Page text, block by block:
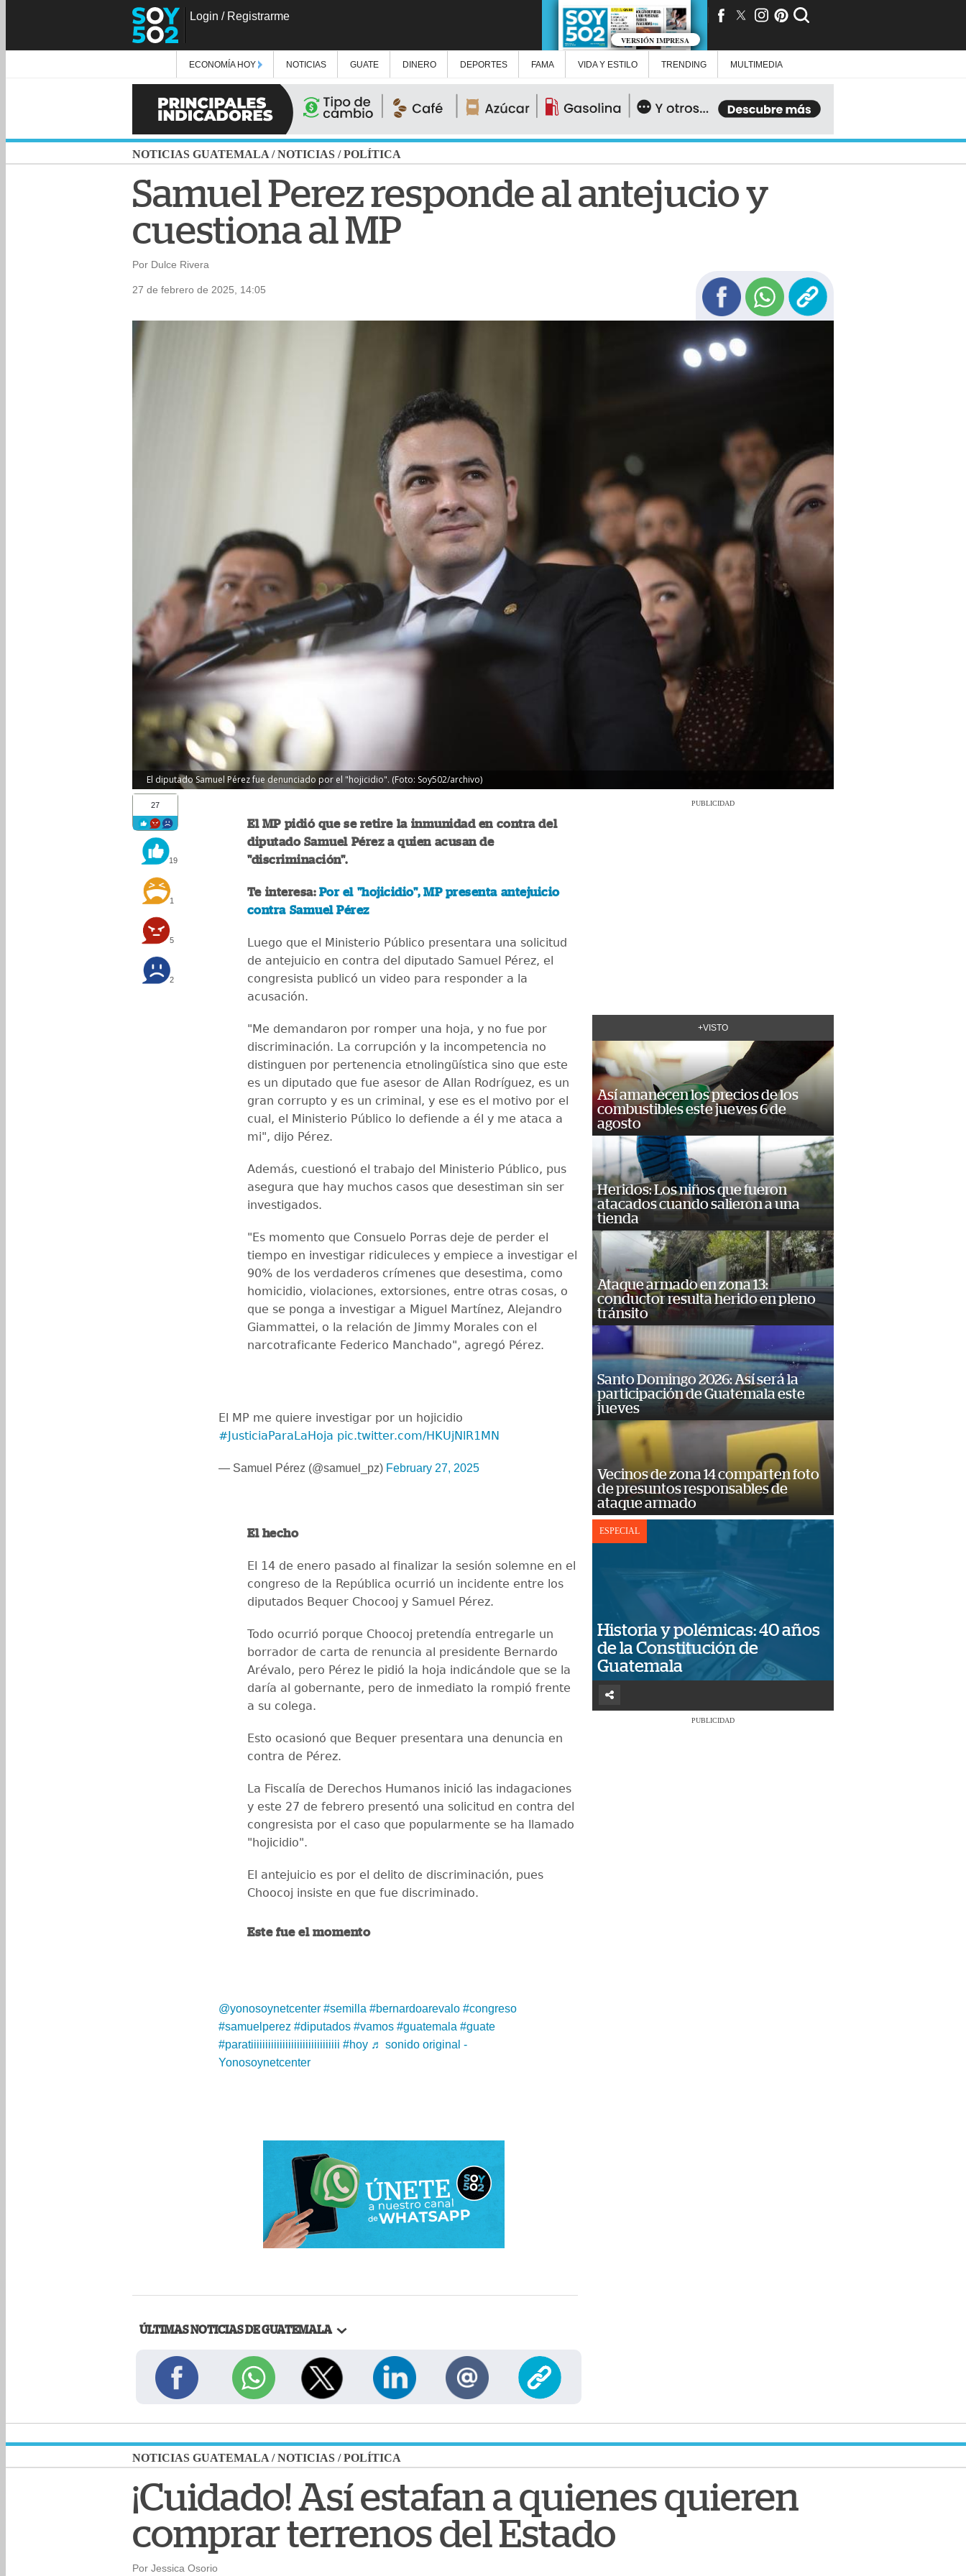
Login / Registrarme
VERSIÓN IMPRESA
ECONOMÍA HOY NOTICIAS GUATE DINERO DEPORTES FAMA VIDA Y ESTILO TRENDING MULTIMEDIA
NOTICIAS GUATEMALA /NOTICIAS /POLÍTICA
Samuel Perez responde al antejucio y
cuestiona al MP
Por Dulce Rivera
27 de febrero de 2025, 14:05
El diputado Samuel Pérez fue denunciado por el "hojicidio". (Foto: Soy502/archivo)
27
19
1
5
2
El MP pidió que se retire la inmunidad en contra del
diputado Samuel Pérez a quien acusan de
"discriminación".
Te interesa: Por el "hojicidio", MP presenta antejuicio
contra Samuel Pérez
Luego que el Ministerio Público presentara una solicitud
de antejuicio en contra del diputado Samuel Pérez, el
congresista publicó un video para responder a la
acusación.
"Me demandaron por romper una hoja, y no fue por
discriminación. La corrupción y la incompetencia no
distinguen por pertenencia etnolingüística sino que este
es un diputado que fue asesor de Allan Rodríguez, es un
gran corrupto y es un criminal, y ese es el motivo por el
cual, el Ministerio Público lo defiende a él y me ataca a
mi", dijo Pérez.
Además, cuestionó el trabajo del Ministerio Público, pus
asegura que hay muchos casos que desestiman sin ser
investigados.
"Es momento que Consuelo Porras deje de perder el
tiempo en investigar ridiculeces y empiece a investigar el
90% de los verdaderos crímenes que desestima, como
homicidio, violaciones, extorsiones, entre otras cosas, o
que se ponga a investigar a Miguel Martínez, Alejandro
Giammattei, o la relación de Jimmy Morales con el
narcotraficante Federico Manchado", agregó Pérez.
El MP me quiere investigar por un hojicidio
#JusticiaParaLaHoja pic.twitter.com/HKUjNlR1MN
— Samuel Pérez (@samuel_pz) February 27, 2025
El hecho
El 14 de enero pasado al finalizar la sesión solemne en el
congreso de la República ocurrió un incidente entre los
diputados Bequer Chocooj y Samuel Pérez.
Todo ocurrió porque Choocoj pretendía entregarle un
borrador de carta de renuncia al presidente Bernardo
Arévalo, pero Pérez le pidió la hoja indicándole que se la
daría al gobernante, pero de inmediato la rompió frente
a su colega.
Esto ocasionó que Bequer presentara una denuncia en
contra de Pérez.
La Fiscalía de Derechos Humanos inició las indagaciones
y este 27 de febrero presentó una solicitud en contra del
congresista por el caso que popularmente se ha llamado
"hojicidio".
El antejuicio es por el delito de discriminación, pues
Choocoj insiste en que fue discriminado.
Este fue el momento
@yonosoynetcenter #semilla #bernardoarevalo #congreso
#samuelperez #diputados #vamos #guatemala #guate
#paratiiiiiiiiiiiiiiiiiiiiiiiiiiiiiii #hoy ♬ sonido original -
Yonosoynetcenter
ÚLTIMAS NOTICIAS DE GUATEMALA
PUBLICIDAD
+VISTO
Así amanecen los precios de los
combustibles este jueves 6 de
agosto
Heridos: Los niños que fueron
atacados cuando salieron a una
tienda
Ataque armado en zona 13:
conductor resulta herido en pleno
tránsito
Santo Domingo 2026: Así será la
participación de Guatemala este
jueves
Vecinos de zona 14 comparten foto
de presuntos responsables de
ataque armado
ESPECIAL
Historia y polémicas: 40 años
de la Constitución de
Guatemala
PUBLICIDAD
NOTICIAS GUATEMALA /NOTICIAS /POLÍTICA
¡Cuidado! Así estafan a quienes quieren
comprar terrenos del Estado
Por Jessica Osorio